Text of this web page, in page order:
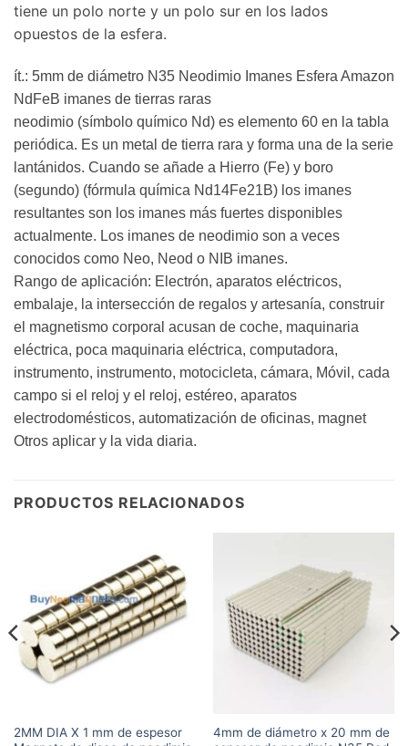
tiene un polo norte y un polo sur en los lados
opuestos de la esfera.
ít.: 5mm de diámetro N35 Neodimio Imanes Esfera Amazon
NdFeB imanes de tierras raras
neodimio (símbolo químico Nd) es elemento 60 en la tabla
periódica. Es un metal de tierra rara y forma una de la serie
lantánidos. Cuando se añade a Hierro (Fe) y boro
(segundo) (fórmula química Nd14Fe21B) los imanes
resultantes son los imanes más fuertes disponibles
actualmente. Los imanes de neodimio son a veces
conocidos como Neo, Neod o NIB imanes.
Rango de aplicación: Electrón, aparatos eléctricos,
embalaje, la intersección de regalos y artesanía, construir
el magnetismo corporal acusan de coche, maquinaria
eléctrica, poca maquinaria eléctrica, computadora,
instrumento, instrumento, motocicleta, cámara, Móvil, cada
campo si el reloj y el reloj, estéreo, aparatos
electrodomésticos, automatización de oficinas, magnet
Otros aplicar y la vida diaria.
PRODUCTOS RELACIONADOS
2MM DIA X 1 mm de espesor
4mm de diámetro x 20 mm de